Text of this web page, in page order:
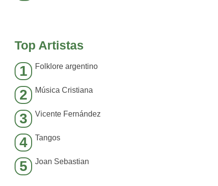
Top Artistas
1 Folklore argentino
2 Música Cristiana
3 Vicente Fernández
4 Tangos
5 Joan Sebastian